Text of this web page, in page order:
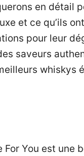
en détail
et ce qu’ils
pour leur
saveurs
whiskys
For You est une